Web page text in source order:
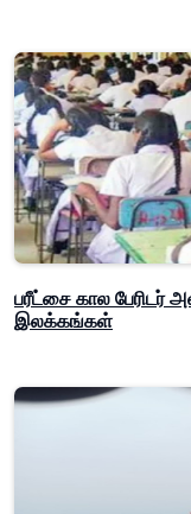
பரீட்சை கால பேரிடர்
இலக்கங்கள்